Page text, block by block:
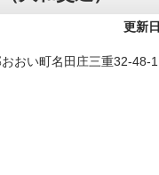
更新日
おい町名田庄三重32-48-1